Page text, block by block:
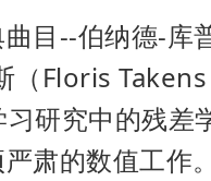
曲目--伯纳德-
（Floris
习研究中的残
肃的数值工作